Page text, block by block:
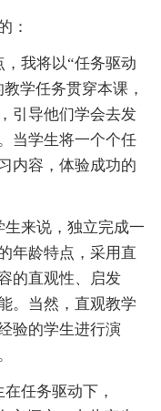
：
我将以“任务驱动
学任务贯穿本课，
引导他们学会去发
当学生将一个个任
内容，体验成功的
来说，独立完成一
年龄特点，采用直
的直观性、启发
。当然，直观教学
验的学生进行演
任务驱动下，